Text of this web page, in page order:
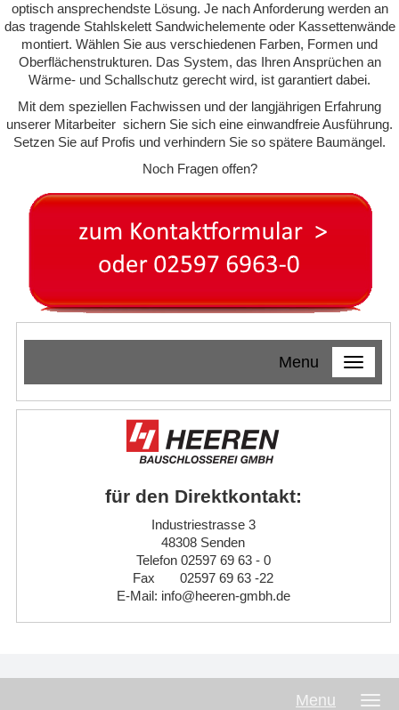
optisch ansprechendste Lösung. Je nach Anforderung werden an
das tragende Stahlskelett Sandwichelemente oder Kassettenwände
montiert. Wählen Sie aus verschiedenen Farben, Formen und
Oberflächenstrukturen. Das System, das Ihren Ansprüchen an
Wärme- und Schallschutz gerecht wird, ist garantiert dabei.
Mit dem speziellen Fachwissen und der langjährigen Erfahrung
unserer Mitarbeiter sichern Sie sich eine einwandfreie Ausführung.
Setzen Sie auf Profis und verhindern Sie so spätere Baumängel.
Noch Fragen offen?
Menu
für den Direktkontakt:
Industriestrasse 3
48308 Senden
Telefon 02597 69 63 - 0
Fax 02597 69 63 -22
E-Mail: info@heeren-gmbh.de
Menu